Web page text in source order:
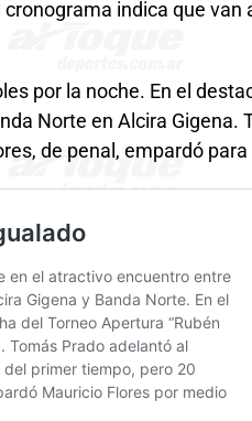
indica que van
por la noche. En el
Norte en Alcira Gigena.
de penal, empardó para